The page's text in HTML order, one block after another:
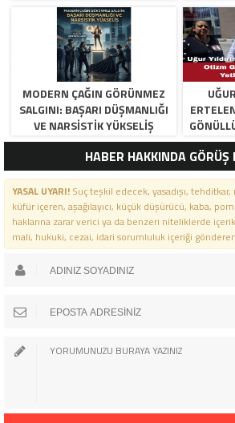
MODERN ÇAĞIN GÖRÜNMEZ
SALGINI: BAŞARI DÜŞMANLIĞI
VE NARSISTIK YÜKSELIŞ
HABER HAKKINDA GÖRÜŞ
YASAL UYARI!Suç teşkil edecek, yasadışı,
küfür içeren, aşağılayıcı, küçük düşürücü, kaba,
haklarına zarar verici ya da benzeri niteliklerde
mali, hukuki, cezai, idari sorumluluk içeriği